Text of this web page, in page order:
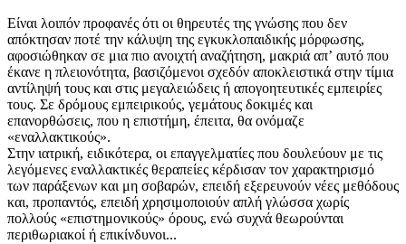
Είναι λοιπόν προφανές ότι οι θηρευτές της γνώσης που δεν
απόκτησαν ποτέ την κάλυψη της εγκυκλοπαιδικής μόρφωσης,
αφοσιώθηκαν σε μια πιο ανοιχτή αναζήτηση, μακριά απʼ αυτό που
έκανε η πλειονότητα, βασιζόμενοι σχεδόν αποκλειστικά στην τίμια
αντίληψή τους και στις μεγαλειώδεις ή απογοητευτικές εμπειρίες
τους. Σε δρόμους εμπειρικούς, γεμάτους δοκιμές και
επανορθώσεις, που η επιστήμη, έπειτα, θα ονόμαζε
«εναλλακτικούς».
Στην ιατρική, ειδικότερα, οι επαγγελματίες που δουλεύουν με τις
λεγόμενες εναλλακτικές θεραπείες κέρδισαν τον χαρακτηρισμό
των παράξενων και μη σοβαρών, επειδή εξερευνούν νέες μεθόδους
και, προπαντός, επειδή χρησιμοποιούν απλή γλώσσα χωρίς
πολλούς «επιστημονικούς» όρους, ενώ συχνά θεωρούνται
περιθωριακοί ή επικίνδυνοι...